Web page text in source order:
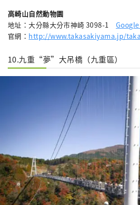
高崎山自然動物園
地址：大分縣大分市神崎 3098-1
官網： http://www.takasakiyama.jp/
10.九重“夢”大吊橋（九重區）